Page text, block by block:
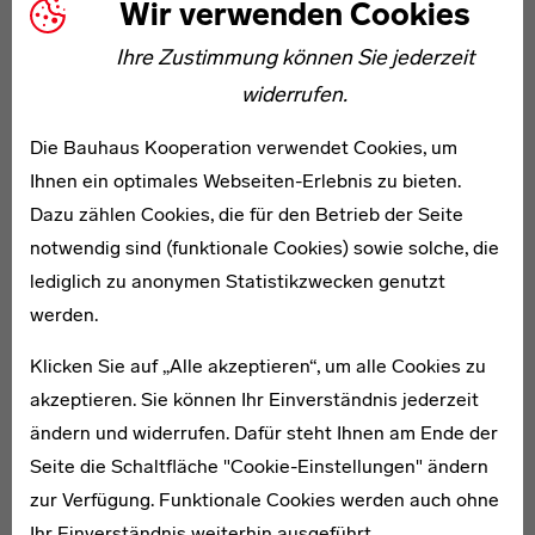
Wir verwenden Cookies
Ihre Zustimmung können Sie jederzeit
widerrufen.
Die Bauhaus Kooperation verwendet Cookies, um
Ihnen ein optimales Webseiten-Erlebnis zu bieten.
Dazu zählen Cookies, die für den Betrieb der Seite
notwendig sind (funktionale Cookies) sowie solche, die
lediglich zu anonymen Statistikzwecken genutzt
werden.
Klicken Sie auf „Alle akzeptieren“, um alle Cookies zu
akzeptieren. Sie können Ihr Einverständnis jederzeit
ändern und widerrufen. Dafür steht Ihnen am Ende der
Seite die Schaltfläche "Cookie-Einstellungen" ändern
zur Verfügung. Funktionale Cookies werden auch ohne
1908–1945
Charlotte Jopp